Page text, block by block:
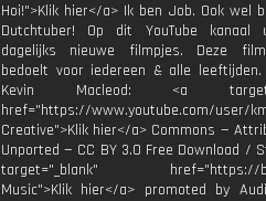
Hoi!">Klik hier</a> Ik ben Job. Ook wel
Dutchtuber! Op dit YouTube kanaal
dagelijks nieuwe filmpjes. Deze
bedoelt voor iedereen & alle
Kevin Macleod: <a
href="https://www.youtube.com/user/
Creative">Klik hier</a> Commons —
Unported — CC BY 3.0 Free Download /
target="_blank" href="https://
Music">Klik hier</a> promoted by